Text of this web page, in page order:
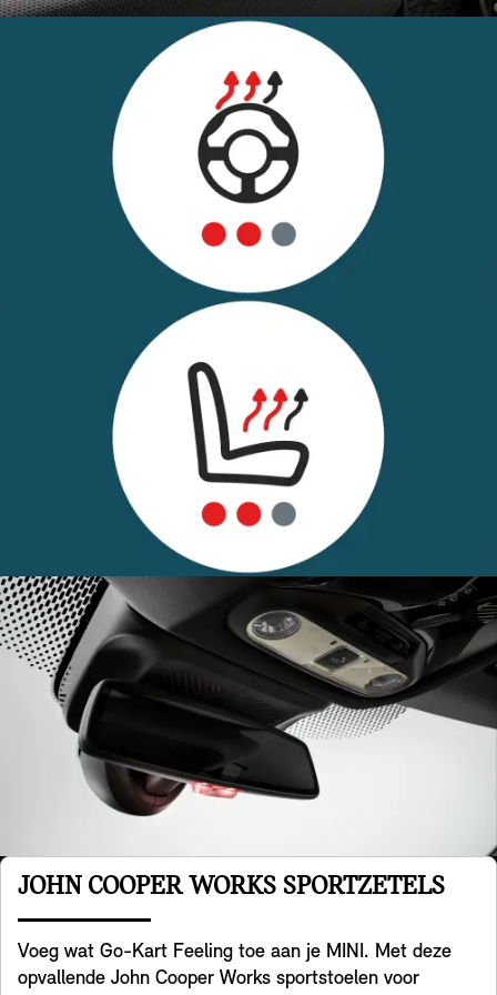
JOHN COOPER WORKS SPORTZETELS
Voeg wat Go-Kart Feeling toe aan je MINI. Met deze
opvallende John Cooper Works sportstoelen voor